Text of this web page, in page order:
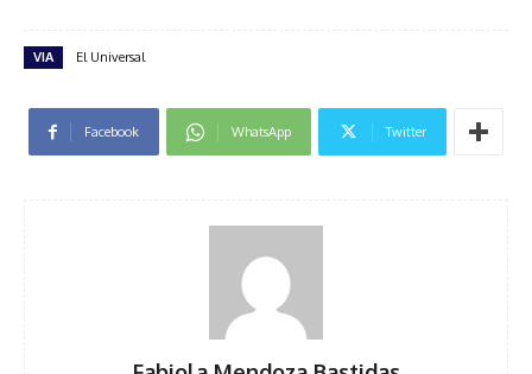
VIA El Universal
Facebook WhatsApp Twitter